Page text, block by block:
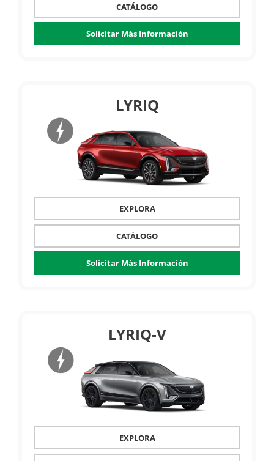
CATÁLOGO
Solicitar Más Información
LYRIQ
EXPLORA
CATÁLOGO
Solicitar Más Información
LYRIQ-V
EXPLORA